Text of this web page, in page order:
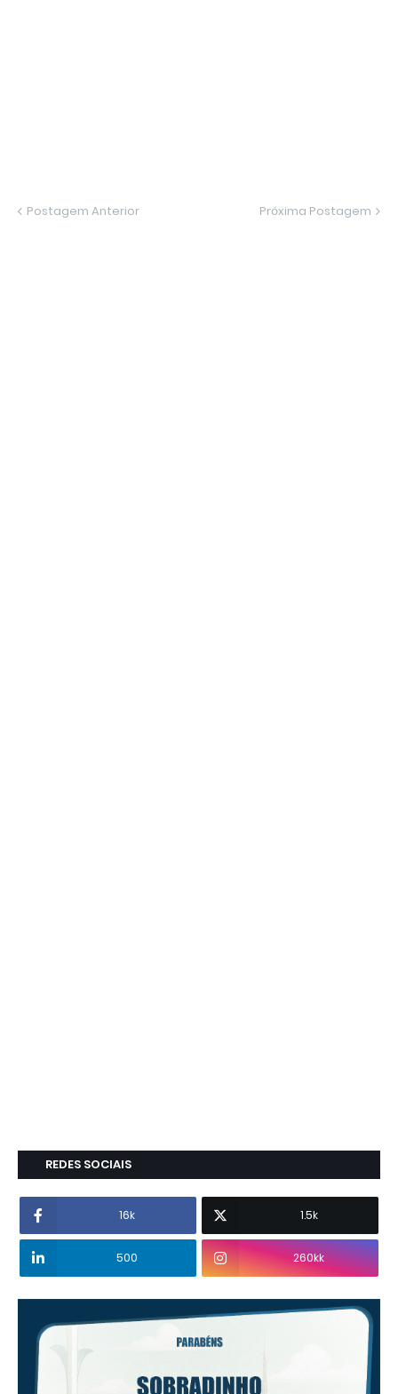
Postagem Anterior Próxima Postagem
REDES SOCIAIS
16k 1.5k
500 260kk